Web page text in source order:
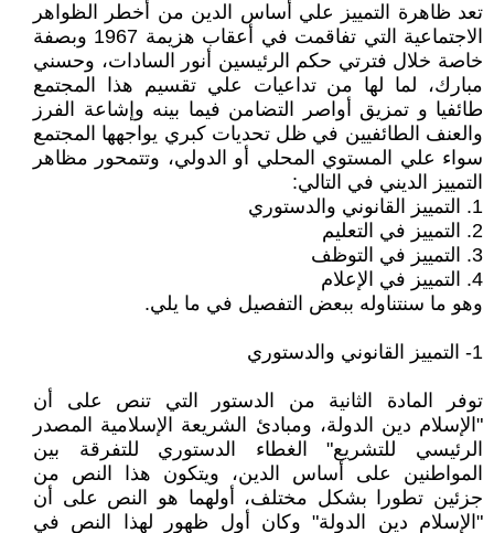
تعد ظاهرة التمييز علي أساس الدين من أخطر الظواهر
الاجتماعية التي تفاقمت في أعقاب هزيمة 1967 وبصفة
خاصة خلال فترتي حكم الرئيسين أنور السادات، وحسني
مبارك، لما لها من تداعيات علي تقسيم هذا المجتمع
طائفيا و تمزيق أواصر التضامن فيما بينه وإشاعة الفرز
والعنف الطائفيين في ظل تحديات كبري يواجهها المجتمع
سواء علي المستوي المحلي أو الدولي، وتتمحور مظاهر
التمييز الديني في التالي:
1. التمييز القانوني والدستوري
2. التمييز في التعليم
3. التمييز في التوظف
4. التمييز في الإعلام
وهو ما سنتناوله ببعض التفصيل في ما يلي.
1- التمييز القانوني والدستوري
توفر المادة الثانية من الدستور التي تنص على أن
"الإسلام دين الدولة، ومبادئ الشريعة الإسلامية المصدر
الرئيسي للتشريع" الغطاء الدستوري للتفرقة بين
المواطنين على أساس الدين، ويتكون هذا النص من
جزئين تطورا بشكل مختلف، أولهما هو النص على أن
"الإسلام دين الدولة" وكان أول ظهور لهذا النص في